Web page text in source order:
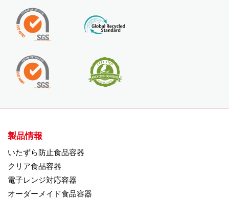
製品情報
いたずら防止食品容器
クリア食品容器
電子レンジ対応容器
オーダーメイド食品容器